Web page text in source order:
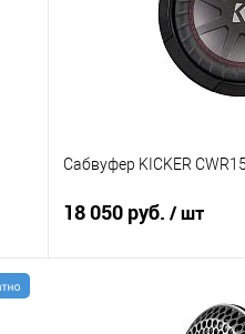
Сабвуфер KICKER
18 050 руб. / шт
В